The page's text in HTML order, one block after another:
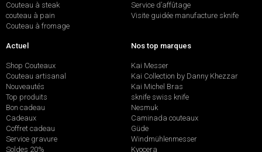
Couteau à steak
couteau à pain
Couteau à fromage
Service d’affûtage
Visite guidée manufacture sknife
Actuel
Shop Couteaux
Couteau artisanal
Nouveautés
Top produits
Bon cadeau
Cadeaux
Coffret cadeau
Service gravure
Soldes 20%
Nos top marques
Kai Messer
Kai Collection by Danny Khezzar
Kai Michel Bras
sknife swiss knife
Nesmuk
Caminada couteaux
Güde
Windmühlenmesser
Kyocera